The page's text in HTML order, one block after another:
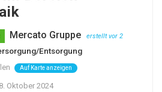
Mercato Gruppe
erstellt vor 2
Entsorgung
Auf Karte anzeigen
Oktober 2024